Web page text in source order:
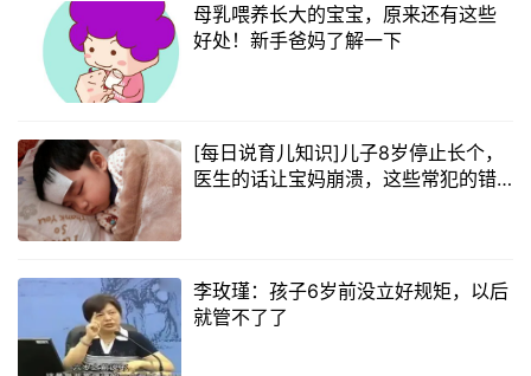
母乳喂养长大的宝宝，原来还有这些
好处！新手爸妈了解一下
[每日说育儿知识]儿子8岁停止长个，
医生的话让宝妈崩溃，这些常犯的错
李玫瑾：孩子6岁前没立好规矩，以后
就管不了了